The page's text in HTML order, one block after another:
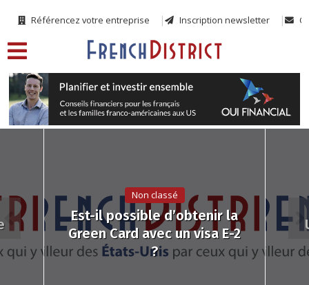
Référencez votre entreprise Inscription newsletter
Non classé
Est-il possible d’obtenir la
Green Card avec un visa E-2
?